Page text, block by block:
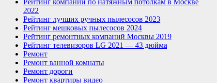
2022
Рейтинг лучших ручных пылесосов 2023
Рейтинг мешковых пылесосов 2024
Рейтинг ремонтных компаний Москвы 2019
Рейтинг телевизоров LG 2021 — 43 дюйма
Ремонт
Ремонт ванной комнаты
Ремонт дороги
Ремонт квартиры видео